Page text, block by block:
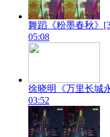
舞蹈《粉墨春秋》
05:08
徐晓明《万里长城
03:52